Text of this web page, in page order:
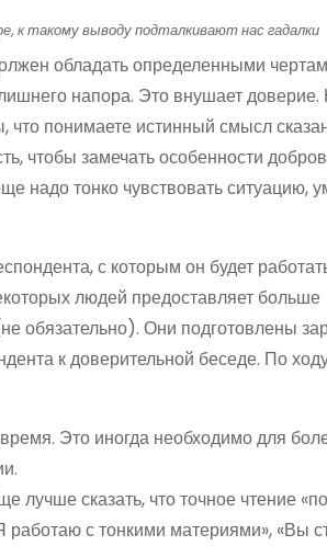
к такому выводу подталкивают нас гадалки
обладать определенными
напора. Это внушает
понимаете истинный смысл
чтобы замечать особенности
надо тонко чувствовать ситуацию,
с которым он будет
людей предоставляет больше
обязательно). Они подготовлены
к доверительной беседе. По
Это иногда необходимо для
лучше сказать, что точное чтение
работаю с тонкими материями», «Вы